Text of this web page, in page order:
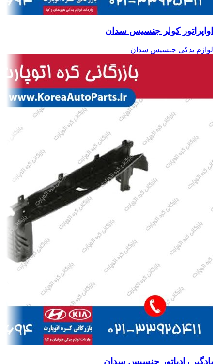
اواپراتور کولر جنسیس سدان
لوازم یدکی جنسیس سدان
بادگیر رادیاتور جنسیس سدان